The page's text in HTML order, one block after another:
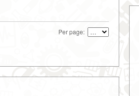
Per page: